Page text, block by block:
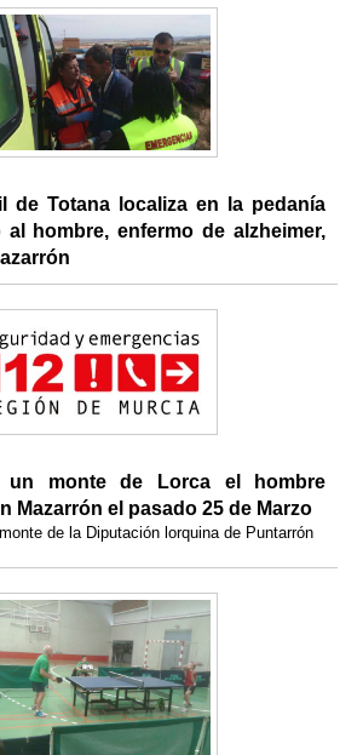
de Totana localiza en la pedanía
hombre, enfermo de alzheimer,
un monte de Lorca el hombre
Mazarrón el pasado 25 de Marzo
de la Diputación lorquina de Puntarrón